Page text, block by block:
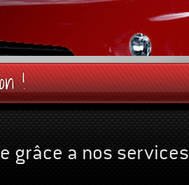
!
grâce a nos services